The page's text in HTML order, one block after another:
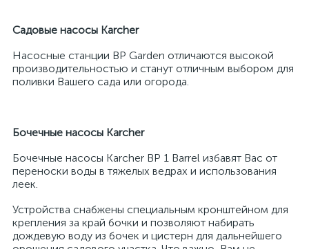
Садовые насосы Karcher
Насосные станции BP Garden отличаются высокой
производительностью и станут отличным выбором для
поливки Вашего сада или огорода.
Бочечные насосы Karcher
Бочечные насосы Karcher BP 1 Barrel избавят Вас от
переноски воды в тяжелых ведрах и использования
леек.
Устройства снабжены специальным кронштейном для
крепления за край бочки и позволяют набирать
дождевую воду из бочек и цистерн для дальнейшего